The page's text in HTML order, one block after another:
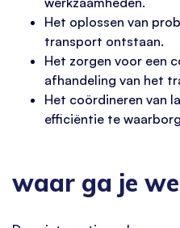
Het oplossen van
transport ontstaan.
Het zorgen voor een
afhandeling van het
Het coördineren van
efficiëntie te
waar ga je